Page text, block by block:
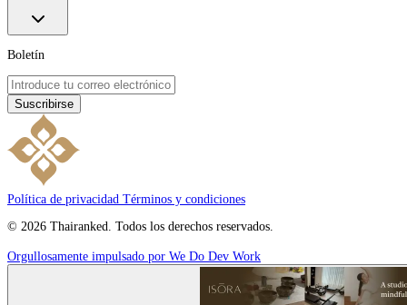
Boletín
Suscribirse
Política de privacidad Términos y condiciones
© 2026 Thairanked. Todos los derechos reservados.
Orgullosamente impulsado por We Do Dev Work